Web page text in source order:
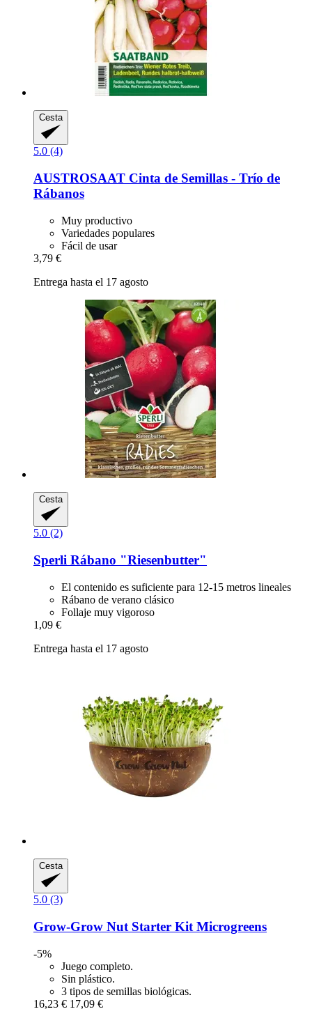
Cesta
5.0 (4)
AUSTROSAAT Cinta de Semillas -​ Trío de
Rábanos
Muy productivo
Variedades populares
Fácil de usar
3,79 €
Entrega hasta el 17 agosto
Cesta
5.0 (2)
Sperli Rábano "Riesenbutter"
El contenido es suficiente para 12-15 metros lineales
Rábano de verano clásico
Follaje muy vigoroso
1,09 €
Entrega hasta el 17 agosto
Cesta
5.0 (3)
Grow-Grow Nut Starter Kit Microgreens
-5%
Juego completo.
Sin plástico.
3 tipos de semillas biológicas.
16,23 € 17,09 €